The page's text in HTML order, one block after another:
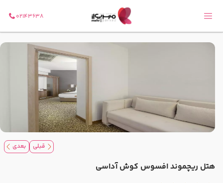
02143638
قبلی بعدی
هتل ریچموند افسوس کوش آداسی